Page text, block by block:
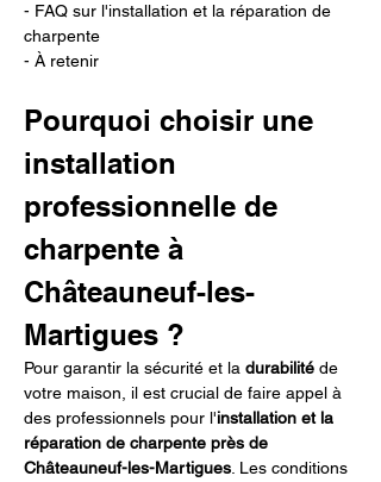
- FAQ sur l'installation et la réparation de
charpente
- À retenir
Pourquoi choisir une
installation
professionnelle de
charpente à
Châteauneuf-les-
Martigues ?
Pour garantir la sécurité et la durabilité de
votre maison, il est crucial de faire appel à
des professionnels pour l'installation et la
réparation de charpente près de
Châteauneuf-les-Martigues . Les conditions